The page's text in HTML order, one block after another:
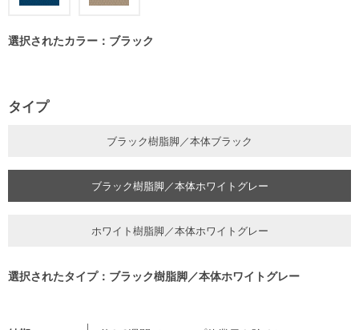
選択されたカラー：ブラック
タイプ
ブラック樹脂脚／本体ブラック
ブラック樹脂脚／本体ホワイトグレー
ホワイト樹脂脚／本体ホワイトグレー
選択されたタイプ：ブラック樹脂脚／本体ホワイトグレー